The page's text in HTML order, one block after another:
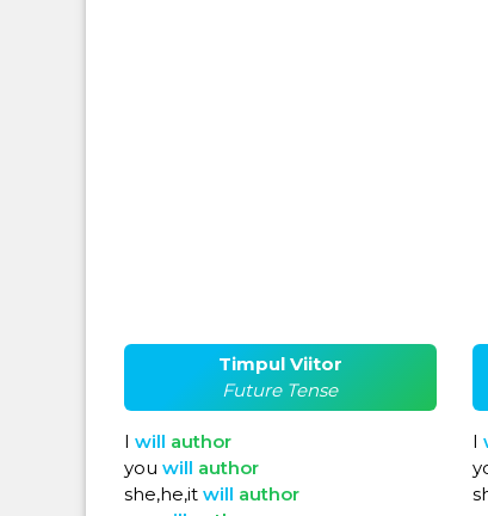
Timpul Viitor
Future Tense
I will author
you will author
she,he,it will author
I